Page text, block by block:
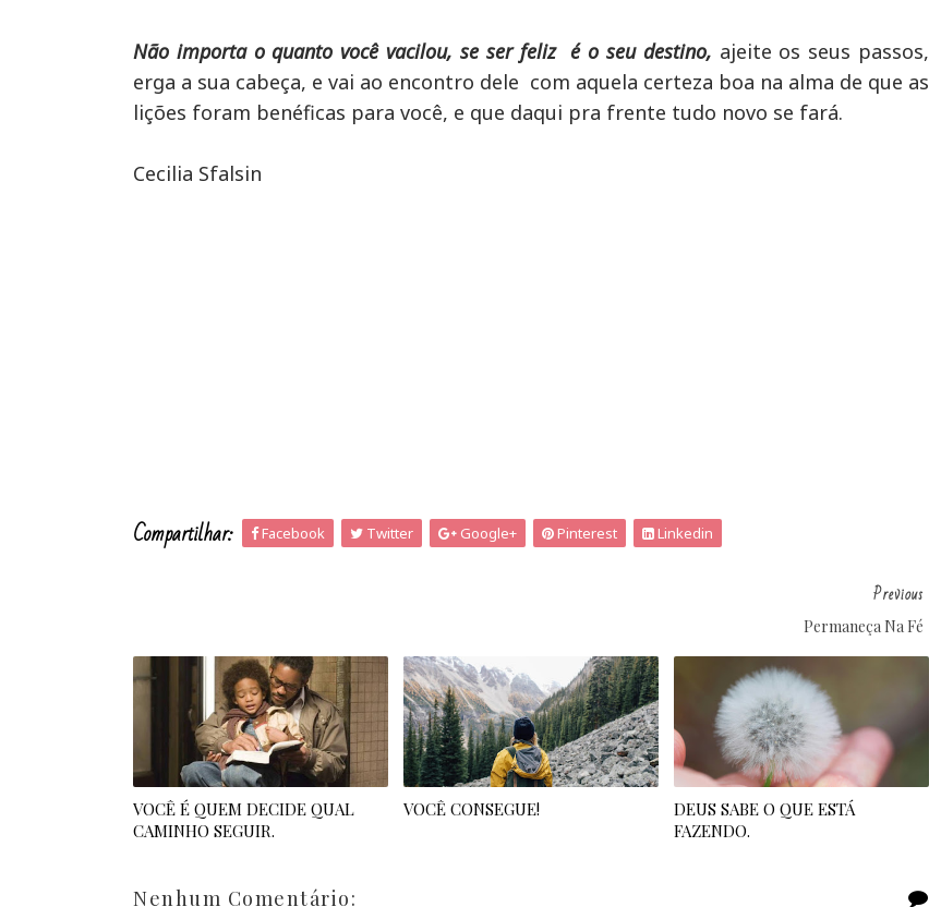
Não importa o quanto você vacilou, se ser feliz é o seu destino, ajeite os seus passos,
erga a sua cabeça, e vai ao encontro dele com aquela certeza boa na alma de que as
lições foram benéficas para você, e que daqui pra frente tudo novo se fará.
Cecilia Sfalsin
Compartilhar: Facebook Twitter Google+ Pinterest Linkedin
Previous
Permaneça Na Fé
VOCÊ É QUEM DECIDE QUAL
CAMINHO SEGUIR.
VOCÊ CONSEGUE!
DEUS SABE O QUE ESTÁ
FAZENDO.
Nenhum Comentário: